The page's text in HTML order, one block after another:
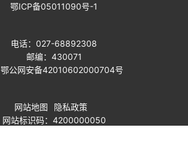
鄂ICP备05011090号-1
电话：027-68892308
邮编：430071
鄂公网安备42010602000704号
网站地图
隐私政策
网站标识码：4200000050